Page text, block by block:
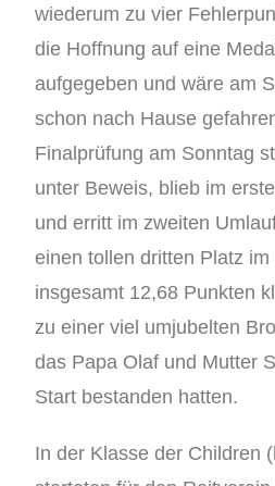
wiederum zu vier
die Hoffnung auf eine
aufgegeben und wäre am
schon nach Hause
Finalprüfung am Sonntag
unter Beweis, blieb im
und erritt im zweiten
einen tollen dritten Platz
insgesamt 12,68 Punkten
zu einer viel umjubelten
das Papa Olaf und Mutter
Start bestanden hatten.
In der Klasse der Children